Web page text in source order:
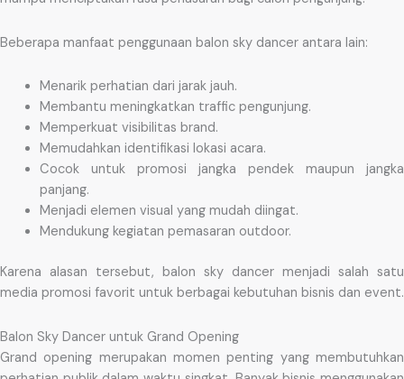
Beberapa manfaat penggunaan balon sky dancer antara lain:
Menarik perhatian dari jarak jauh.
Membantu meningkatkan traffic pengunjung.
Memperkuat visibilitas brand.
Memudahkan identifikasi lokasi acara.
Cocok untuk promosi jangka pendek maupun jangka
panjang.
Menjadi elemen visual yang mudah diingat.
Mendukung kegiatan pemasaran outdoor.
Karena alasan tersebut, balon sky dancer menjadi salah satu
media promosi favorit untuk berbagai kebutuhan bisnis dan event.
Balon Sky Dancer untuk Grand Opening
Grand opening merupakan momen penting yang membutuhkan